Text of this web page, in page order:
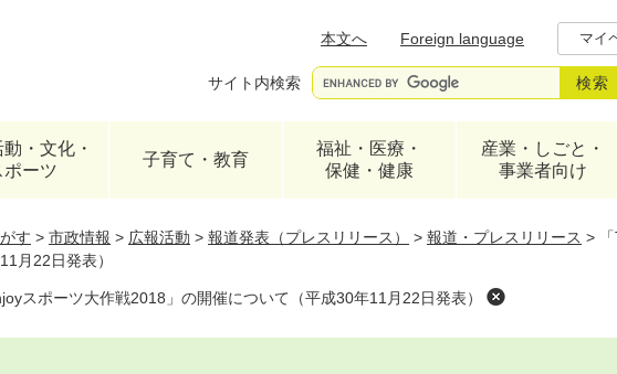
本文へ
Foreign language マイ
サイト内検索
・文化・
ポーツ
子育て・教育
福祉・医療・
保健・健康
産業・しごと・
事業者向け
す > 市政情報 > 広報活動 > 報道発表（プレスリリース） > 報道・プレスリリース >
月22日発表）
スポーツ大作戦2018」の開催について（平成30年11月22日発表）